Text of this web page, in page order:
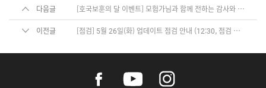
다음글 [호국보훈의 달 이벤트] 모험가님과 함께 전하는 감사와 존경
이전글 [점검] 5월 26일(화) 업데이트 점검 안내 (12:30, 점검 완료)
a
o
i
n